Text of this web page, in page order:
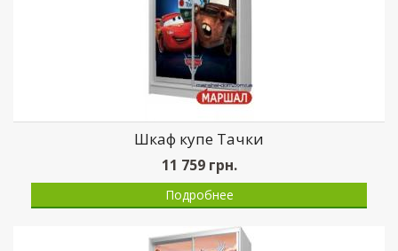
Шкаф купе Тачки
11 759грн.
Подробнее